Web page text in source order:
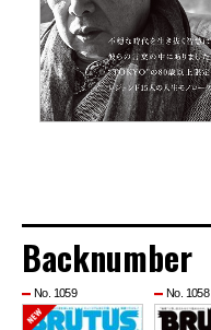
Backnumber
No. 1059 No. 1058